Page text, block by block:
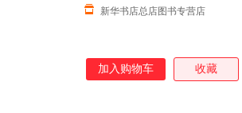
新华书店总店图书专营店
加入购物车 收藏